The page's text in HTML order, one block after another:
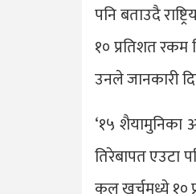
पनि बताउदै
१० प्रतिशत रकम
उनले जानकारी
‘१५ शैयामुनिका
तिरेबापत एउटा